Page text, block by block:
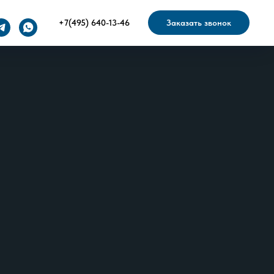
+7(495) 640-13-46 Заказать звонок